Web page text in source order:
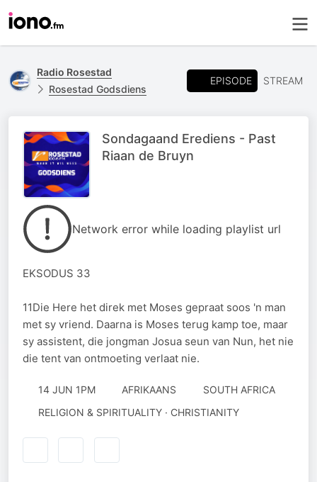
Radio Rosestad
Rosestad Godsdiens
EPISODE STREAM
Sondagaand Erediens - Past
Riaan de Bruyn
Network error while loading playlist url
EKSODUS 33
11Die Here het direk met Moses gepraat soos 'n man
met sy vriend. Daarna is Moses terug kamp toe, maar
sy assistent, die jongman Josua seun van Nun, het nie
die tent van ontmoeting verlaat nie.
14 JUN 1PM AFRIKAANS
SOUTH AFRICA
RELIGION & SPIRITUALITY · CHRISTIANITY